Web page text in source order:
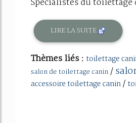
LIRE LA SUITE
Thèmes liés : toilettage
salon de toilettage canin/
accessoire toilettage canin/